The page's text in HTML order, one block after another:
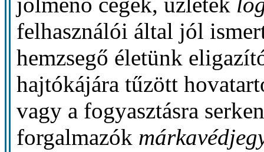
felhasználói által jól
hemzsegő életünk
hajtókájára tűzött
vagy a fogyasztásra
forgalmazók